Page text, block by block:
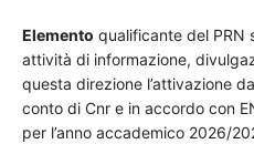
Elemento qualificante del PRN
attività di informazione,
questa direzione l’attivazione
conto di Cnr e in accordo con
per l’anno accademico 2026/